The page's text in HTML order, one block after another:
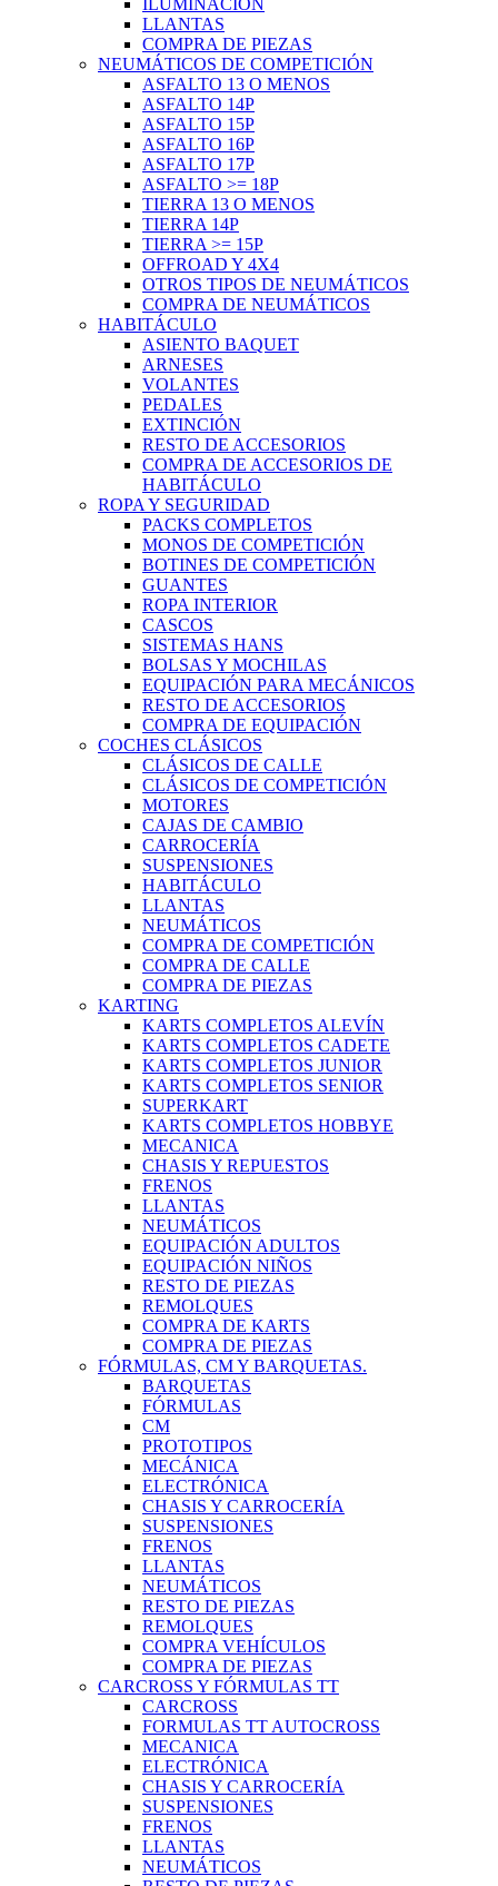
ILUMINACIÓN
LLANTAS
COMPRA DE PIEZAS
NEUMÁTICOS DE COMPETICIÓN
ASFALTO 13 O MENOS
ASFALTO 14P
ASFALTO 15P
ASFALTO 16P
ASFALTO 17P
ASFALTO >= 18P
TIERRA 13 O MENOS
TIERRA 14P
TIERRA >= 15P
OFFROAD Y 4X4
OTROS TIPOS DE NEUMÁTICOS
COMPRA DE NEUMÁTICOS
HABITÁCULO
ASIENTO BAQUET
ARNESES
VOLANTES
PEDALES
EXTINCIÓN
RESTO DE ACCESORIOS
COMPRA DE ACCESORIOS DE
HABITÁCULO
ROPA Y SEGURIDAD
PACKS COMPLETOS
MONOS DE COMPETICIÓN
BOTINES DE COMPETICIÓN
GUANTES
ROPA INTERIOR
CASCOS
SISTEMAS HANS
BOLSAS Y MOCHILAS
EQUIPACIÓN PARA MECÁNICOS
RESTO DE ACCESORIOS
COMPRA DE EQUIPACIÓN
COCHES CLÁSICOS
CLÁSICOS DE CALLE
CLÁSICOS DE COMPETICIÓN
MOTORES
CAJAS DE CAMBIO
CARROCERÍA
SUSPENSIONES
HABITÁCULO
LLANTAS
NEUMÁTICOS
COMPRA DE COMPETICIÓN
COMPRA DE CALLE
COMPRA DE PIEZAS
KARTING
KARTS COMPLETOS ALEVÍN
KARTS COMPLETOS CADETE
KARTS COMPLETOS JUNIOR
KARTS COMPLETOS SENIOR
SUPERKART
KARTS COMPLETOS HOBBYE
MECANICA
CHASIS Y REPUESTOS
FRENOS
LLANTAS
NEUMÁTICOS
EQUIPACIÓN ADULTOS
EQUIPACIÓN NIÑOS
RESTO DE PIEZAS
REMOLQUES
COMPRA DE KARTS
COMPRA DE PIEZAS
FÓRMULAS, CM Y BARQUETAS.
BARQUETAS
FÓRMULAS
CM
PROTOTIPOS
MECÁNICA
ELECTRÓNICA
CHASIS Y CARROCERÍA
SUSPENSIONES
FRENOS
LLANTAS
NEUMÁTICOS
RESTO DE PIEZAS
REMOLQUES
COMPRA VEHÍCULOS
COMPRA DE PIEZAS
CARCROSS Y FÓRMULAS TT
CARCROSS
FORMULAS TT AUTOCROSS
MECANICA
ELECTRÓNICA
CHASIS Y CARROCERÍA
SUSPENSIONES
FRENOS
LLANTAS
NEUMÁTICOS